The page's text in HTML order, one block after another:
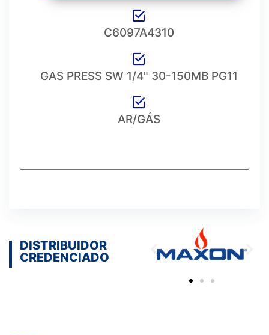
C6097A4310
GAS PRESS SW 1/4" 30-150MB PG11
AR/GÁS
DISTRIBUIDOR
CREDENCIADO